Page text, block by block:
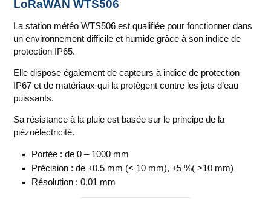
LoRaWAN WTS506
La station météo WTS506 est qualifiée pour fonctionner dans
un environnement difficile et humide grâce à son indice de
protection IP65.
Elle dispose également de capteurs à indice de protection
IP67 et de matériaux qui la protègent contre les jets d’eau
puissants.
Sa résistance à la pluie est basée sur le principe de la
piézoélectricité.
Portée : de 0 – 1000 mm
Précision : de ±0.5 mm (< 10 mm), ±5 %( >10 mm)
Résolution : 0,01 mm